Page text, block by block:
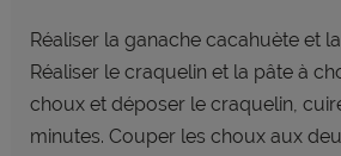
Réaliser la ganache cacahuète et
Réaliser le craquelin et la pâte à
choux et déposer le craquelin, cuire
minutes. Couper les choux aux